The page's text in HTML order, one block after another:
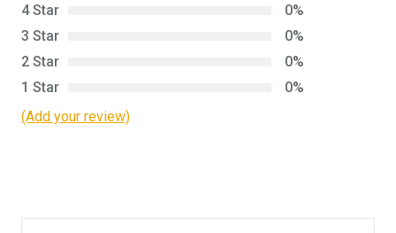
4 Star
0%
3 Star
0%
2 Star
0%
1 Star
0%
(Add your review)